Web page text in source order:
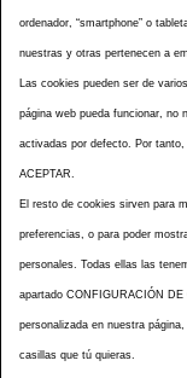
CURSOS Y EVENTOS
ESPECIAL COVID 19
HISTORIA DE LA
NOTICIAS
ACCESIBILIDAD
POLÍTICA DE
ordenador, “smartphone” o
nuestras y otras pertenecen a
Las cookies pueden ser de
página web pueda funcionar, no
activadas por defecto. Por
ACEPTAR.
El resto de cookies sirven para
preferencias, o para poder
personales. Todas ellas las
apartado CONFIGURACIÓN
personalizada en nuestra
casillas que tú quieras.